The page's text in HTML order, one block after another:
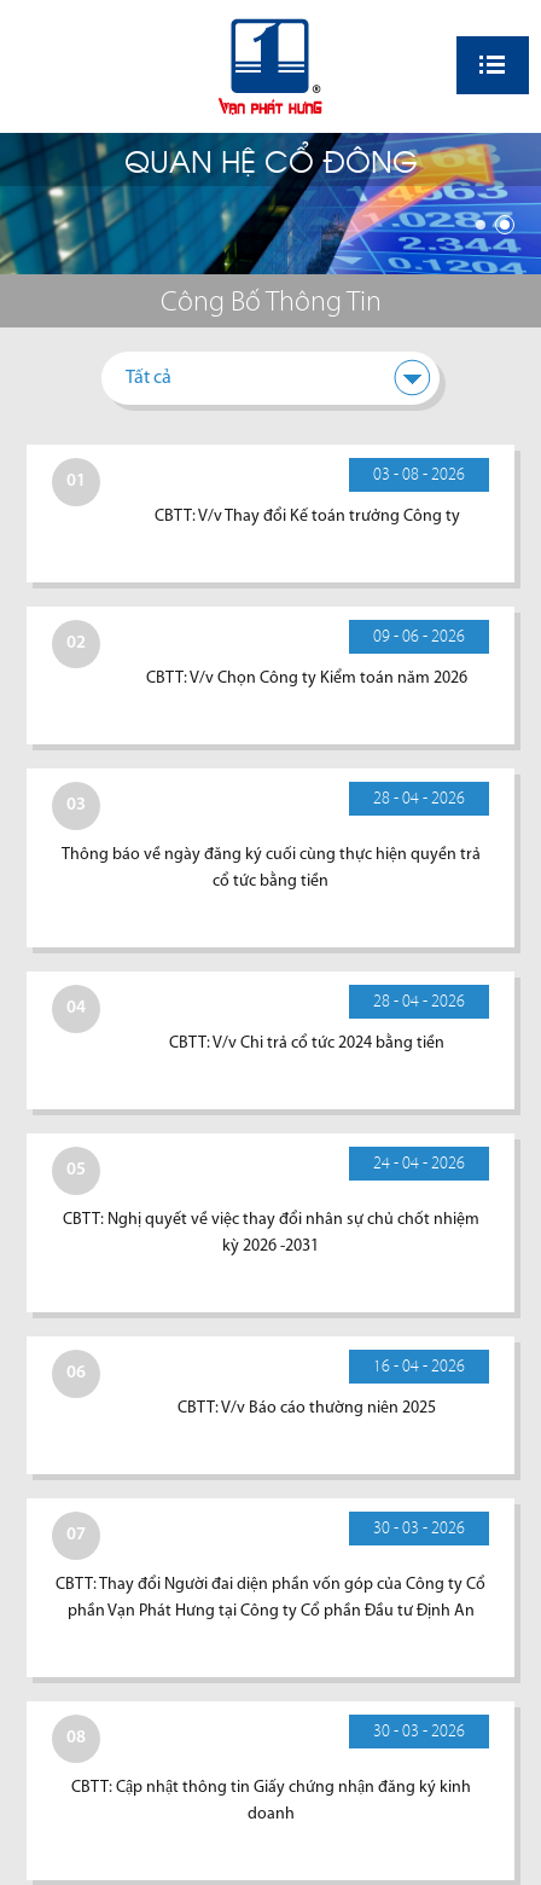
QUAN HỆ CỔ ĐÔNG
Công Bố Thông Tin
Tất cả
01 03 - 08 - 2026
CBTT: V/v Thay đổi Kế toán trưởng Công ty
02 09 - 06 - 2026
CBTT: V/v Chọn Công ty Kiểm toán năm 2026
03 28 - 04 - 2026
Thông báo về ngày đăng ký cuối cùng thực hiện quyền trả
cổ tức bằng tiền
04 28 - 04 - 2026
CBTT: V/v Chi trả cổ tức 2024 bằng tiền
05 24 - 04 - 2026
CBTT: Nghị quyết về việc thay đổi nhân sự chủ chốt nhiệm
kỳ 2026 -2031
06 16 - 04 - 2026
CBTT: V/v Báo cáo thường niên 2025
07 30 - 03 - 2026
CBTT: Thay đổi Người đai diện phần vốn góp của Công ty Cổ
phần Vạn Phát Hưng tại Công ty Cổ phần Đầu tư Định An
08 30 - 03 - 2026
CBTT: Cập nhật thông tin Giấy chứng nhận đăng ký kinh
doanh